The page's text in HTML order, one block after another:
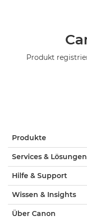
Produkt
Produkte
Services & Lösungen
Hilfe & Support
Wissen & Insights
Über Canon